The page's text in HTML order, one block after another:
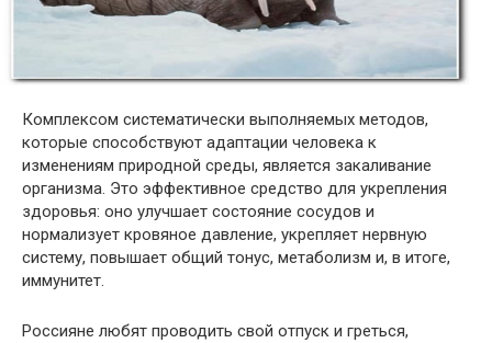
Комплексом систематически выполняемых методов,
которые способствуют адаптации человека к
изменениям природной среды, является закаливание
организма. Это эффективное средство для укрепления
здоровья: оно улучшает состояние сосудов и
нормализует кровяное давление, укрепляет нервную
систему, повышает общий тонус, метаболизм и, в итоге,
иммунитет.
Россияне любят проводить свой отпуск и греться,